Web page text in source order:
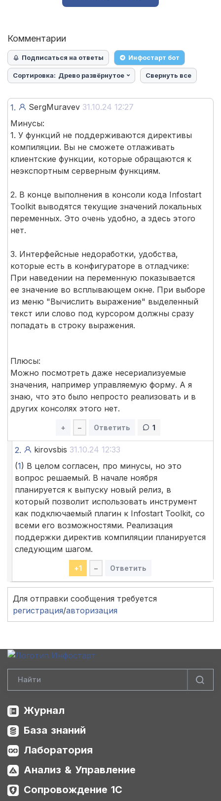
Комментарии
Подписаться на ответы Инфостарт бот
Сортировка: Древо развёрнутое Свернуть все
1. SergMuravev 31.10.24 12:27
Минусы:
1. У функций не поддерживаются директивы
компиляции. Вы не сможете отлаживать
клиентские функции, которые обращаются к
неэкспортным серверным функциям.
2. В конце выполнения в консоли кода Infostart
Toolkit выводятся текущие значений локальных
переменных. Это очень удобно, а здесь этого
нет.
3. Интерфейсные недоработки, удобства,
которые есть в конфигураторе в отладчике:
При наведении на переменную показывается
ее значение во всплывающем окне. При выборе
из меню "Вычислить выражение" выделенный
текст или слово под курсором должны сразу
попадать в строку выражения.
Плюсы:
Можно посмотреть даже несериализуемые
значения, например управляемую форму. А я
знаю, что это было непросто реализовать и в
других консолях этого нет.
+ – Ответить 1
2. kirovsbis 31.10.24 12:33
(1) В целом согласен, про минусы, но это
вопрос решаемый. В начале ноября
планируется к выпуску новый релиз, в
который позволит использовать инструмент
как подключаемый плагин к Infostart Toolkit, со
всеми его возможностями. Реализация
поддержки директив компиляции планируется
следующим шагом.
+1 – Ответить
Для отправки сообщения требуется
регистрация/авторизация
Журнал
База знаний
Лаборатория
Анализ & Управление
Сопровождение 1С